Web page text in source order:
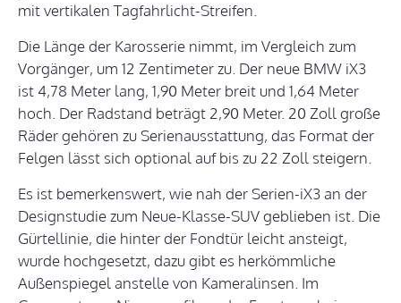
mit vertikalen Tagfahrlicht-Streifen.
Die Länge der Karosserie nimmt, im Vergleich zum
Vorgänger, um 12 Zentimeter zu. Der neue BMW iX3
ist 4,78 Meter lang, 1,90 Meter breit und 1,64 Meter
hoch. Der Radstand beträgt 2,90 Meter. 20 Zoll große
Räder gehören zu Serienausstattung, das Format der
Felgen lässt sich optional auf bis zu 22 Zoll steigern.
Es ist bemerkenswert, wie nah der Serien-iX3 an der
Designstudie zum Neue-Klasse-SUV geblieben ist. Die
Gürtellinie, die hinter der Fondtür leicht ansteigt,
wurde hochgesetzt, dazu gibt es herkömmliche
Außenspiegel anstelle von Kameralinsen. Im